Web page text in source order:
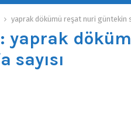
yaprak dökümü reşat nuri güntekin
: yaprak
sayısı